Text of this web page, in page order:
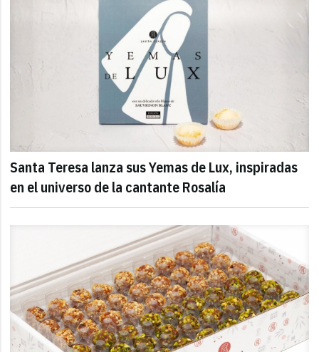
Santa Teresa lanza sus Yemas de Lux, inspiradas
en el universo de la cantante Rosalía